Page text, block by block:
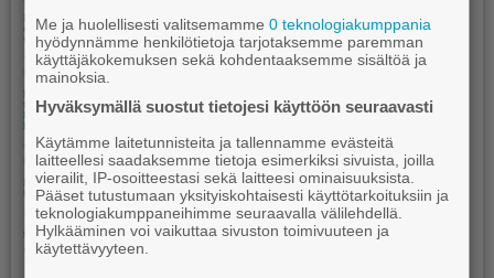
Me ja huolellisesti valitsemamme0 teknologiakumppania
hyödynnämme henkilötietoja tarjotaksemme paremman
käyttäjäkokemuksen sekä kohdentaaksemme sisältöä ja
mainoksia.
Hyväksymällä suostut tietojesi käyttöön seuraavasti
Käytämme laitetunnisteita ja tallennamme evästeitä
laitteellesi saadaksemme tietoja esimerkiksi sivuista, joilla
vierailit, IP-osoitteestasi sekä laitteesi ominaisuuksista.
Pääset tutustumaan yksityiskohtaisesti käyttötarkoituksiin ja
teknologiakumppaneihimme seuraavalla välilehdellä.
Hylkääminen voi vaikuttaa sivuston toimivuuteen ja
käytettävyyteen.